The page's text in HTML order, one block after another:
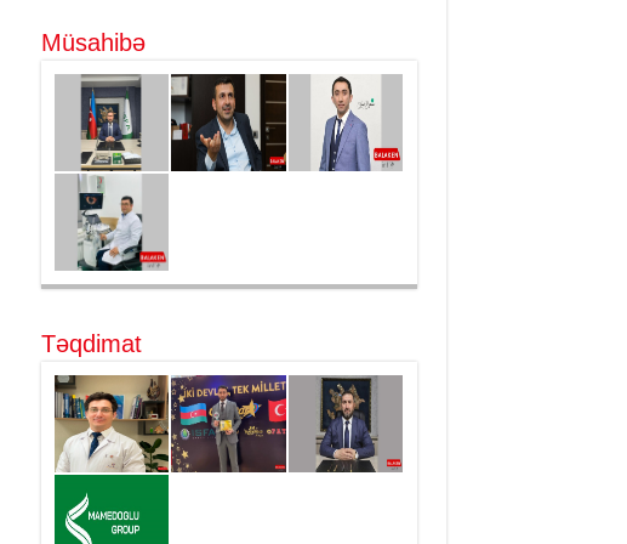
Müsahibə
Təqdimat